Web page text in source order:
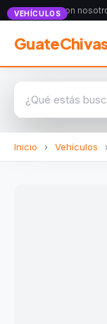
Anunciate con
Inicio › Vehículos ›
VEHÍCULOS